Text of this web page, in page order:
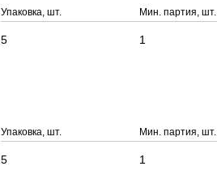
Упаковка, шт. Мин. партия, шт.
5 1
Упаковка, шт. Мин. партия, шт.
5 1